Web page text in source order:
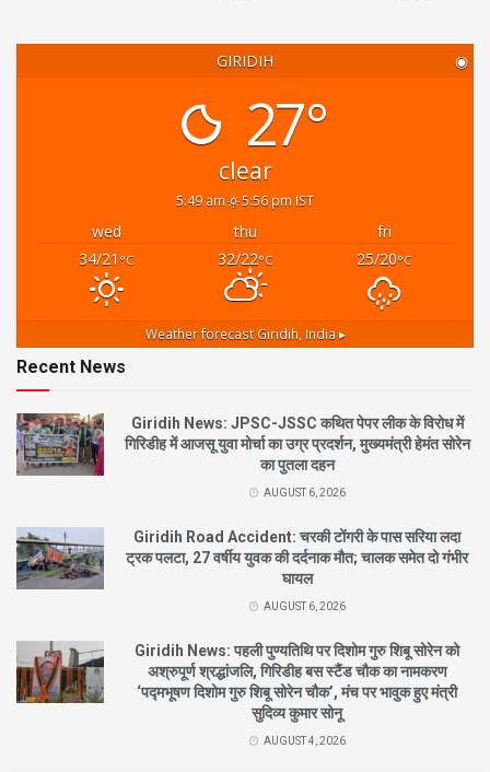
GIRIDIH ◉
27°
clear
5:49 am 5:56 pm IST
wed thu
fri
34/21 °C 32/22°C 25/20°C
Weather forecast Giridih, India ▸
Recent News
Giridih News: JPSC-JSSC कथित पेपर लीक के विरोध में
गिरिडीह में आजसू युवा मोर्चा का उग्र प्रदर्शन, मुख्यमंत्री हेमंत सोरेन
का पुतला दहन
AUGUST 6, 2026
Giridih Road Accident: चरकी टोंगरी के पास सरिया लदा
ट्रक पलटा, 27 वर्षीय युवक की दर्दनाक मौत; चालक समेत दो गंभीर
घायल
AUGUST 6, 2026
Giridih News: पहली पुण्यतिथि पर दिशोम गुरु शिबू सोरेन को
अश्रुपूर्ण श्रद्धांजलि, गिरिडीह बस स्टैंड चौक का नामकरण
‘पद्मभूषण दिशोम गुरु शिबू सोरेन चौक’, मंच पर भावुक हुए मंत्री
सुदिव्य कुमार सोनू
AUGUST 4, 2026